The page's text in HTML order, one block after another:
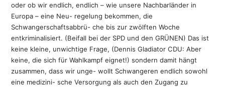
oder ob wir endlich, endlich – wie unsere Nachbarländer in
Europa – eine Neu- regelung bekommen, die
Schwangerschaftsabbrü- che bis zur zwölften Woche
entkriminalisiert. (Beifall bei der SPD und den GRÜNEN) Das ist
keine kleine, unwichtige Frage, (Dennis Gladiator CDU: Aber
keine, die sich für Wahlkampf eignet!) sondern damit hängt
zusammen, dass wir unge- wollt Schwangeren endlich sowohl
eine medizini- sche Versorgung als auch den Zugang zu